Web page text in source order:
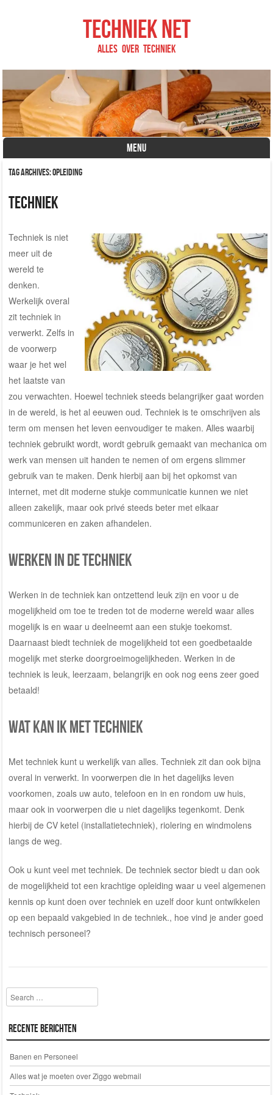
Techniek net
Alles over techniek
MENU
Skip to content
Tag Archives:opleiding
Techniek
Techniek is niet
meer uit de
wereld te
denken.
Werkelijk overal
zit techniek in
verwerkt. Zelfs in
de voorwerp
waar je het wel
het laatste van
zou verwachten. Hoewel techniek steeds belangrijker gaat worden
in de wereld, is het al eeuwen oud. Techniek is te omschrijven als
term om mensen het leven eenvoudiger te maken. Alles waarbij
techniek gebruikt wordt, wordt gebruik gemaakt van mechanica om
werk van mensen uit handen te nemen of om ergens slimmer
gebruik van te maken. Denk hierbij aan bij het opkomst van
internet, met dit moderne stukje communicatie kunnen we niet
alleen zakelijk, maar ook privé steeds beter met elkaar
communiceren en zaken afhandelen.
Werken in de techniek
Werken in de techniek kan ontzettend leuk zijn en voor u de
mogelijkheid om toe te treden tot de moderne wereld waar alles
mogelijk is en waar u deelneemt aan een stukje toekomst.
Daarnaast biedt techniek de mogelijkheid tot een goedbetaalde
mogelijk met sterke doorgroeimogelijkheden. Werken in de
techniek is leuk, leerzaam, belangrijk en ook nog eens zeer goed
betaald!
Wat kan ik met techniek
Met techniek kunt u werkelijk van alles. Techniek zit dan ook bijna
overal in verwerkt. In voorwerpen die in het dagelijks leven
voorkomen, zoals uw auto, telefoon en in en rondom uw huis,
maar ook in voorwerpen die u niet dagelijks tegenkomt. Denk
hierbij de CV ketel (installatietechniek), riolering en windmolens
langs de weg.
Ook u kunt veel met techniek. De techniek sector biedt u dan ook
de mogelijkheid tot een krachtige opleiding waar u veel algemenen
kennis op kunt doen over techniek en uzelf door kunt ontwikkelen
op een bepaald vakgebied in de techniek., hoe vind je ander goed
technisch personeel?
Search
Recente berichten
Banen en Personeel
Alles wat je moeten over Ziggo webmail